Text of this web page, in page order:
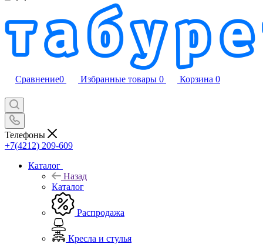
Сравнение0 Избранные товары 0 Корзина 0
Телефоны
+7(4212) 209-609
Каталог
Назад
Каталог
Распродажа
Кресла и стулья